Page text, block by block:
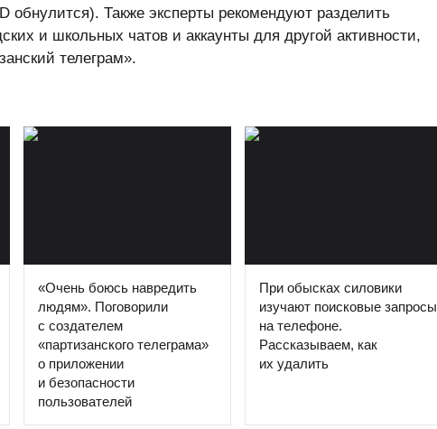
обнулится). Также эксперты рекомендуют разделить
и школьных чатов и аккаунты для другой активности,
телеграм».
«Очень боюсь навредить
людям». Поговорили
с создателем
«партизанского телеграма»
о приложении
и безопасности
пользователей
При обысках силовики
изучают поисковые запросы
на телефоне.
Рассказываем, как
их удалить